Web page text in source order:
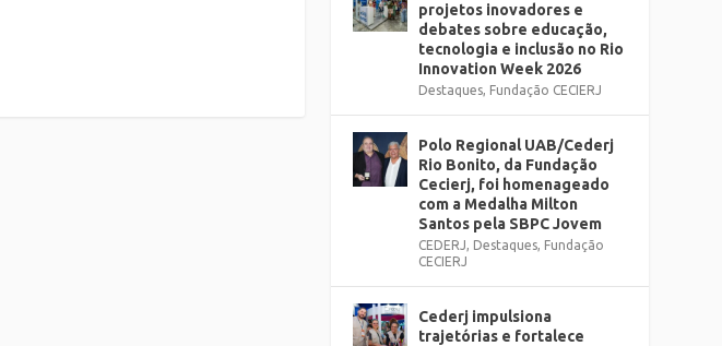
projetos inovadores e
debates sobre educação,
tecnologia e inclusão no Rio
Innovation Week 2026
Destaques, Fundação CECIERJ
Polo Regional UAB/Cederj
Rio Bonito, da Fundação
Cecierj, foi homenageado
com a Medalha Milton
Santos pela SBPC Jovem
CEDERJ, Destaques, Fundação
CECIERJ
Cederj impulsiona
trajetórias e fortalece